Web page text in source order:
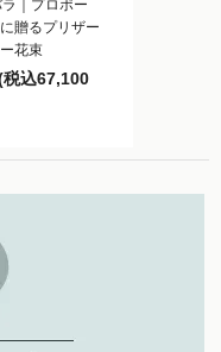
｜プロポー
贈るプリザー
花束
込67,100